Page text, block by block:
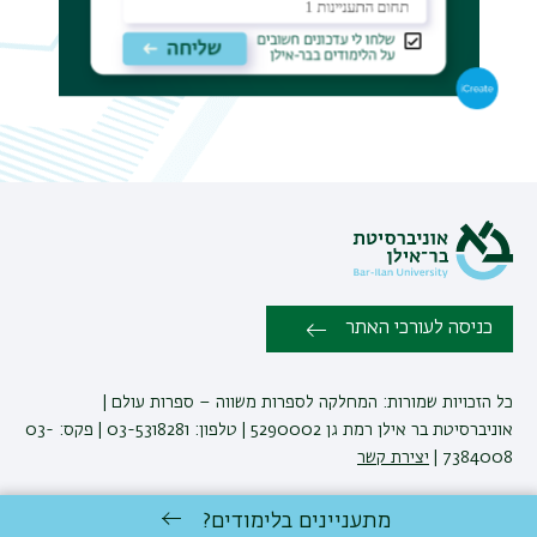
כניסה לעורכי האתר
כל הזכויות שמורות: המחלקה לספרות משווה – ספרות עולם |
אוניברסיטת בר אילן רמת גן 5290002 | טלפון: 03-5318281 | פקס: 03-
7384008 |
יצירת קשר
באוניברסיטת בר-אילן
מתעניינים בלימודים?